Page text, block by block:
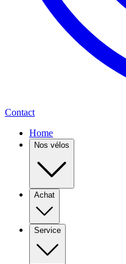
Contact
Home
Nos vélos
Achat
Service